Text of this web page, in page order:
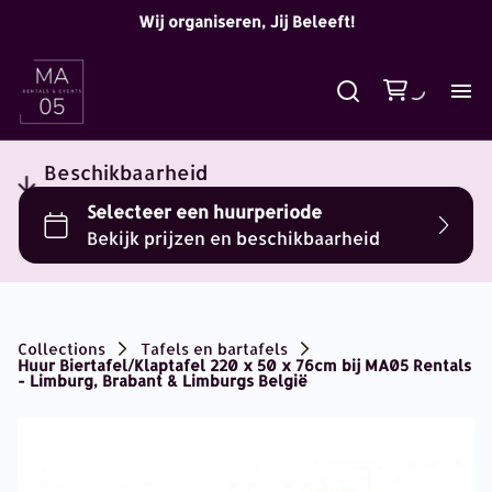
Wij organiseren, Jij Beleeft!
Beschikbaarheid
Collections
Tafels en bartafels
Huur Biertafel/Klaptafel 220 x 50 x 76cm bij MA05 Rentals
- Limburg, Brabant & Limburgs België